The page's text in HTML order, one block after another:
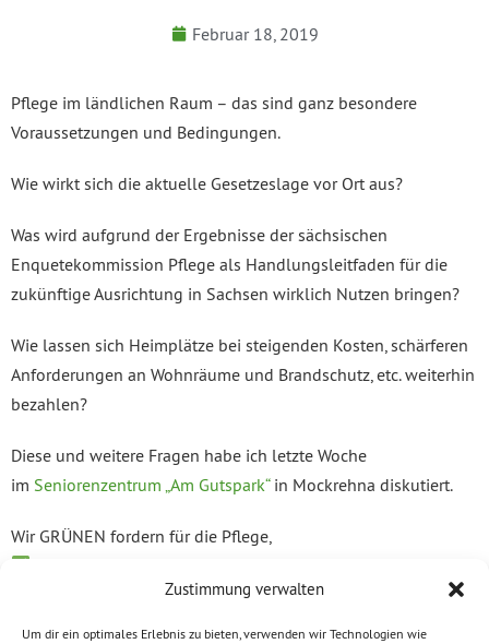
Zustimmung verwalten
Um dir ein optimales Erlebnis zu bieten, verwenden wir Technologien wie
Februar 18, 2019
Pflege im ländlichen Raum – das sind ganz besondere
Voraussetzungen und Bedingungen.
Wie wirkt sich die aktuelle Gesetzeslage vor Ort aus?
Was wird aufgrund der Ergebnisse der sächsischen
Enquetekommission Pflege als Handlungsleitfaden für die
zukünftige Ausrichtung in Sachsen wirklich Nutzen bringen?
Wie lassen sich Heimplätze bei steigenden Kosten, schärferen
Anforderungen an Wohnräume und Brandschutz, etc. weiterhin
bezahlen?
Diese und weitere Fragen habe ich letzte Woche
im Seniorenzentrum „Am Gutspark“in Mockrehna diskutiert.
Wir GRÜNEN fordern für die Pflege,
dass auch Beamte und Selbständige Teil der gemeinsamen